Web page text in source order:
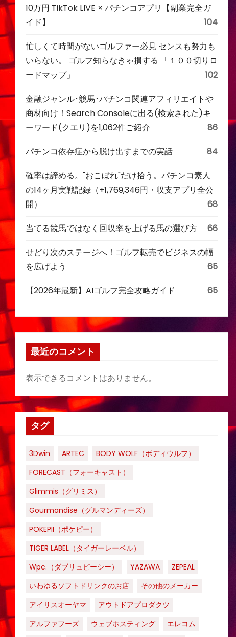
10万円 TikTok LIVE × パチンコアプリ【副業完全ガ
イド】
104
忙しくて時間がないゴルファー必見 センスも努力も
いらない。 ゴルフ知らなきゃ損する 「１００切りロ
ードマップ」
102
金融ジャンル･競馬･パチンコ関連アフィリエイトや
商材向け！Search Consoleに出る(検索された)キ
ーワード(クエリ)を1,062件ご紹介
86
パチンコ依存症から脱け出すまでの実話 84
確率は諦める。"おこぼれ"だけ拾う。パチンコ素人
の14ヶ月実戦記録（+1,769,346円・収支アプリ全公
開）
68
当てる競馬ではなく回収率を上げる馬の選び方 66
せどり次のステージへ！ゴルフ転売でビジネスの幅
を広げよう
65
【2026年最新】AIゴルフ完全攻略ガイド 65
最近のコメント
表示できるコメントはありません。
タグ
3Dwin ARTEC
BODY WOLF（ボディウルフ）
FORECAST（フォーキャスト）
Glimmis（グリミス）
Gourmandise（グルマンディーズ）
POKEPII（ポケピー）
TIGER LABEL（タイガーレーベル）
Wpc.（ダブリュピーシー）
YAZAWA
ZEPEAL
いわゆるソフトドリンクのお店
その他のメーカー
アイリスオーヤマ
アウトドアプロダクツ
アルファフーズ
ウェブホスティング
エレコム